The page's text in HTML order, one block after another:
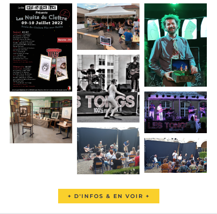
+ D'INFOS & EN VOIR +